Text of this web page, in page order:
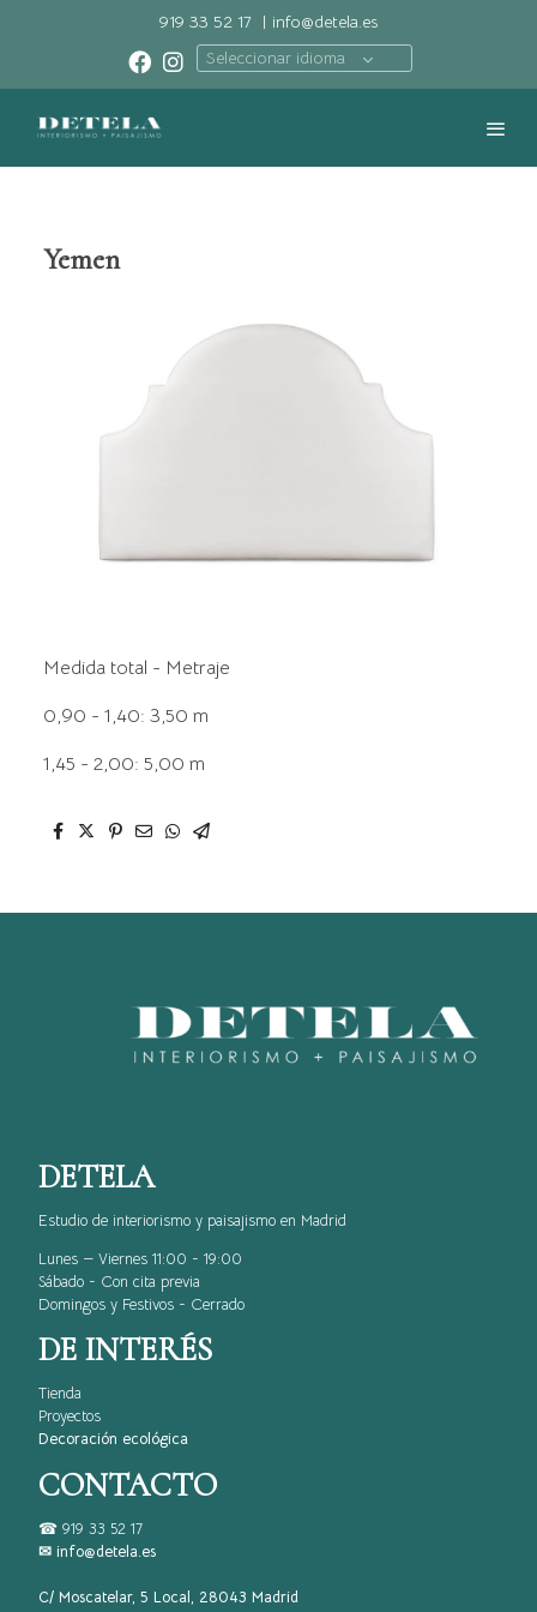
919 33 52 17 | info@detela.es
Seleccionar idioma
Yemen
Medida total - Metraje
0,90 - 1,40: 3,50 m
1,45 - 2,00: 5,00 m
DETELA
Estudio de interiorismo y paisajismo en Madrid
Lunes — Viernes 11:00 - 19:00
Sábado - Con cita previa
Domingos y Festivos - Cerrado
DE INTERÉS
Tienda
Proyectos
Decoración ecológica
CONTACTO
☎ 919 33 52 17
✉ info@detela.es
C/ Moscatelar, 5 Local, 28043 Madrid